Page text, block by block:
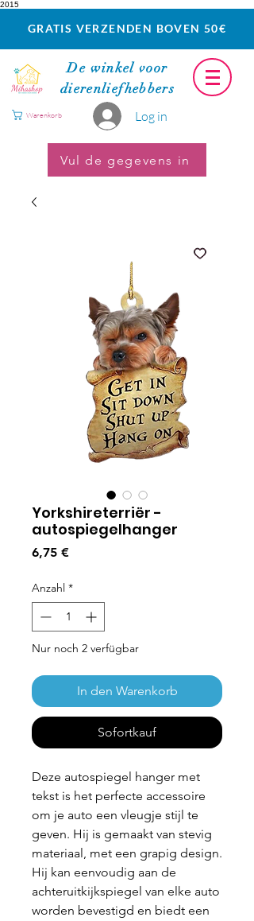
2015
GRATIS VERZENDEN BOVEN 50€
De winkel voor
dierenliefhebbers
Log in
Warenkorb
Vul de gegevens in
Yorkshireterriër -
autospiegelhanger
6,75 €Preis
Anzahl *
Nur noch 2 verfügbar
In den Warenkorb
Sofortkauf
Deze autospiegel hanger met
tekst is het perfecte accessoire
om je auto een vleugje stijl te
geven. Hij is gemaakt van stevig
materiaal, met een grapig design.
Hij kan eenvoudig aan de
achteruitkijkspiegel van elke auto
worden bevestigd en biedt een